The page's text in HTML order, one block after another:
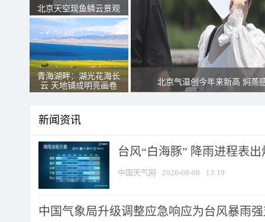
北京天空现鱼鳞云景观
青海湖畔：湖光花海长
云 天地铺成明亮画卷
北京气温创今年来新高 焖蒸
新闻资讯
台风“白海豚” 降雨进程表
中国天气网 2026-08-08 13:19
中国气象局升级调整应急响应为台风暴雨